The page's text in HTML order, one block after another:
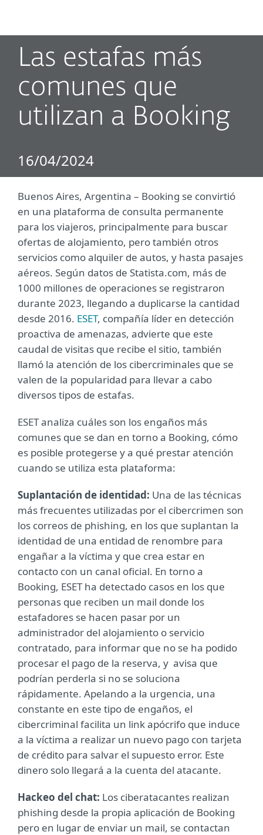
Las estafas más
comunes que
utilizan a Booking
16/04/2024
Buenos Aires, Argentina ­– Booking se convirtió
en una plataforma de consulta permanente
para los viajeros, principalmente para buscar
ofertas de alojamiento, pero también otros
servicios como alquiler de autos, y hasta pasajes
aéreos. Según datos de Statista.com, más de
1000 millones de operaciones se registraron
durante 2023, llegando a duplicarse la cantidad
desde 2016. ESET, compañía líder en detección
proactiva de amenazas, advierte que este
caudal de visitas que recibe el sitio, también
llamó la atención de los cibercriminales que se
valen de la popularidad para llevar a cabo
diversos tipos de estafas.
ESET analiza cuáles son los engaños más
comunes que se dan en torno a Booking, cómo
es posible protegerse y a qué prestar atención
cuando se utiliza esta plataforma:
Suplantación de identidad: Una de las técnicas
más frecuentes utilizadas por el cibercrimen son
los correos de phishing, en los que suplantan la
identidad de una entidad de renombre para
engañar a la víctima y que crea estar en
contacto con un canal oficial. En torno a
Booking, ESET ha detectado casos en los que
personas que reciben un mail donde los
estafadores se hacen pasar por un
administrador del alojamiento o servicio
contratado, para informar que no se ha podido
procesar el pago de la reserva, y avisa que
podrían perderla si no se soluciona
rápidamente. Apelando a la urgencia, una
constante en este tipo de engaños, el
cibercriminal facilita un link apócrifo que induce
a la víctima a realizar un nuevo pago con tarjeta
de crédito para salvar el supuesto error. Este
dinero solo llegará a la cuenta del atacante.
Hackeo del chat: Los ciberatacantes realizan
phishing desde la propia aplicación de Booking
pero en lugar de enviar un mail, se contactan